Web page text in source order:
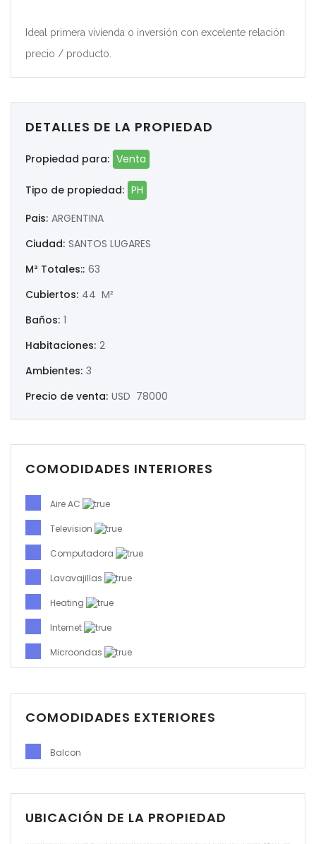
Ideal primera vivienda o inversión con excelente relación
precio / producto.
DETALLES DE LA PROPIEDAD
Propiedad para: Venta
Tipo de propiedad: PH
Pais: ARGENTINA
Ciudad: SANTOS LUGARES
M² Totales:: 63
Cubiertos: 44 M²
Baños: 1
Habitaciones: 2
Ambientes: 3
Precio de venta: USD 78000
COMODIDADES INTERIORES
Aire AC
Television
Computadora
Lavavajillas
Heating
Internet
Microondas
COMODIDADES EXTERIORES
Balcon
UBICACIÓN DE LA PROPIEDAD